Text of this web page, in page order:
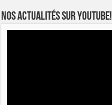
Nos actualités sur YOUTUBE!